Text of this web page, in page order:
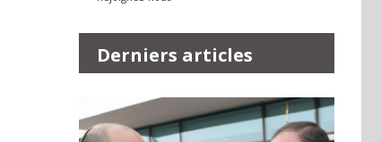
Derniers articles